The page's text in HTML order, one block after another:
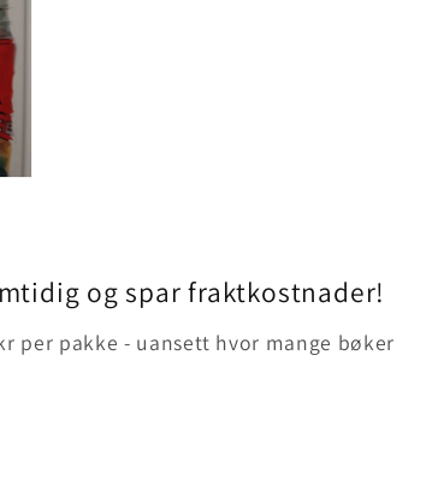
og spar fraktkostnader!
per pakke - uansett hvor mange bøker